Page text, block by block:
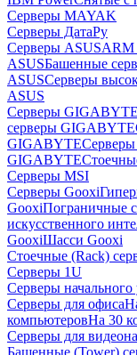
Серверы MAYAK
Серверы ДатаРу
Серверы ASUSARM
ASUSБашенные
ASUSСерверы
ASUS
Серверы GIGABYTE
серверы GIGABYTE
GIGABYTEСерверы
GIGABYTE
Серверы MSI
Серверы Gooxi
GooxiПограничные
искусственного
GooxiШасси Gooxi
Стоечные (Rack)
Серверы 1U
Серверы начального
Серверы для офиса
компьютеровНа 30
Серверы для
Башенные (Tower)